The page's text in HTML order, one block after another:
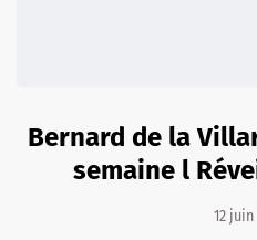
Bernard de la
semaine l
12 juin